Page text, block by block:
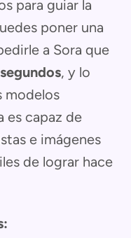
para guiar la
poner una
a Sora que
, y lo
modelos
es capaz de
e imágenes
de lograr hace